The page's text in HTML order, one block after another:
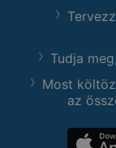
Tudja
Most
az